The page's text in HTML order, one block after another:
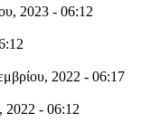
2023 - 06:12
2022 - 06:17
2022 - 06:12